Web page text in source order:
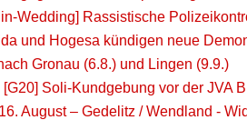
Wedding] Rassistische
und Hogesa kündigen neue
Gronau (6.8.) und Lingen (9.9.)
[G20] Soli-Kundgebung vor der JVA
August – Gedelitz / Wendland -